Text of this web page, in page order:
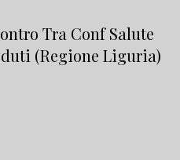
Tra Conf Salute
(Regione Liguria)